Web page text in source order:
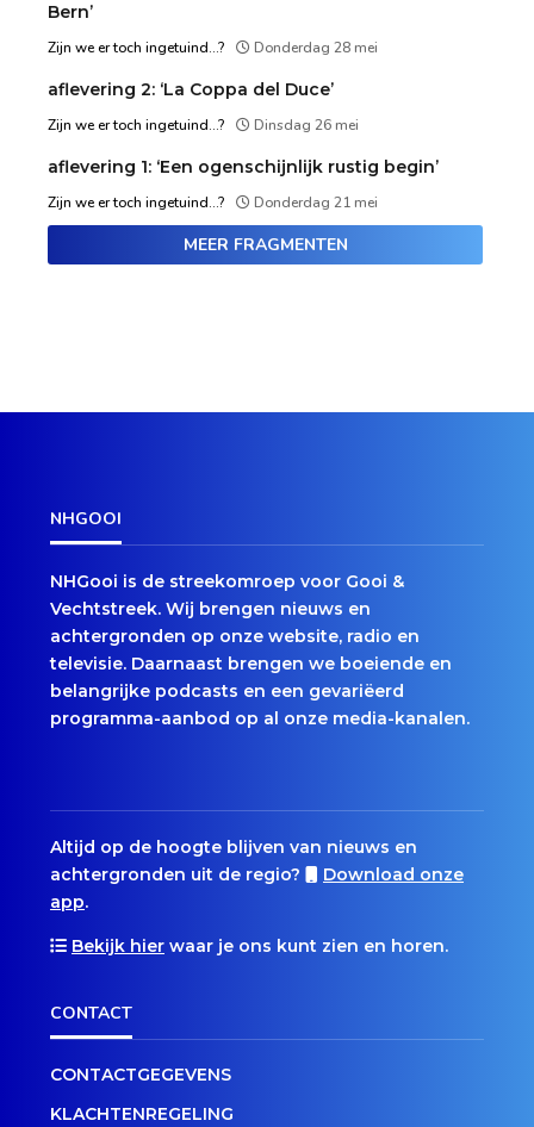
Bern’
Zijn we er toch ingetuind...? Donderdag 28 mei
aflevering 2: ‘La Coppa del Duce’
Zijn we er toch ingetuind...? Dinsdag 26 mei
aflevering 1: ‘Een ogenschijnlijk rustig begin’
Zijn we er toch ingetuind...? Donderdag 21 mei
MEER FRAGMENTEN
NHGOOI
NHGooi is de streekomroep voor Gooi &
Vechtstreek. Wij brengen nieuws en
achtergronden op onze website, radio en
televisie. Daarnaast brengen we boeiende en
belangrijke podcasts en een gevariëerd
programma-aanbod op al onze media-kanalen.
Altijd op de hoogte blijven van nieuws en
achtergronden uit de regio?
Download onze
app.
Bekijk hier waar je ons kunt zien en horen.
CONTACT
CONTACTGEGEVENS
KLACHTENREGELING